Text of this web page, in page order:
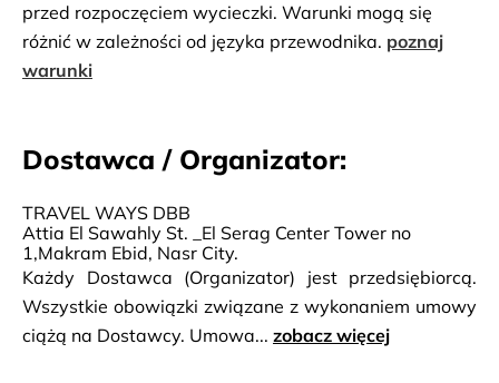
przed rozpoczęciem wycieczki. Warunki mogą się
różnić w zależności od języka przewodnika. poznaj
warunki
Dostawca / Organizator:
TRAVEL WAYS DBB
Attia El Sawahly St. _El Serag Center Tower no
1,Makram Ebid, Nasr City.
Każdy Dostawca (Organizator) jest przedsiębiorcą.
Wszystkie obowiązki związane z wykonaniem umowy
ciążą na Dostawcy. Umowa... zobacz więcej